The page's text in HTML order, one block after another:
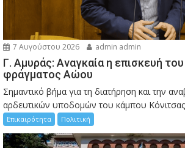
7 Αυγούστου 2026 admin admin
Γ. Αμυράς: Αναγκαία η επισκευή
φράγματος Αώου
Σημαντικό βήμα για τη διατήρηση και την
αρδευτικών υποδομών του κάμπου Κόνιτσας
Επικαιρότητα Πολιτική